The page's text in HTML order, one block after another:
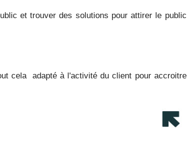
et trouver des solutions pour attirer le public
cela adapté à l'activité du client pour accroitre